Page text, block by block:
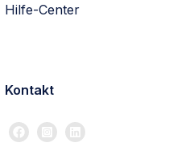
Hilfe-Center
Kontakt